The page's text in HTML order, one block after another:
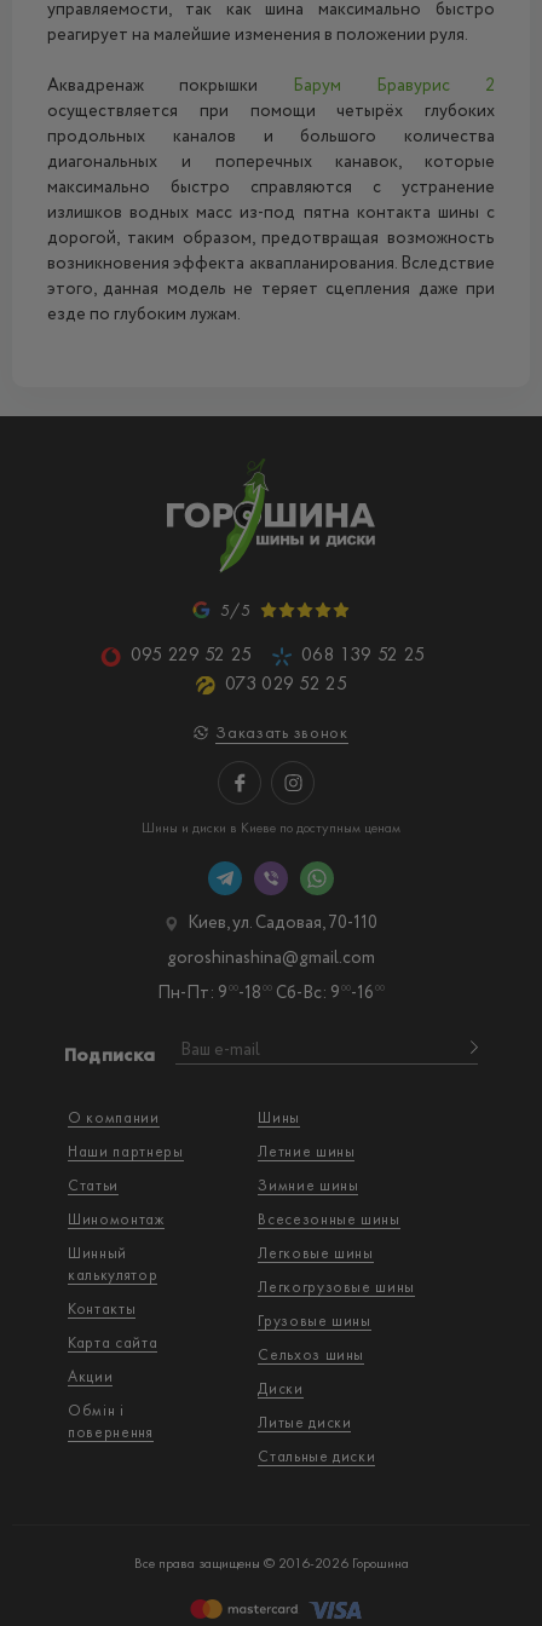
управляемости, так как шина максимально быстро
реагирует на малейшие изменения в положении руля.
Аквадренаж покрышки Барум Бравурис 2
осуществляется при помощи четырёх глубоких
продольных каналов и большого количества
диагональных и поперечных канавок, которые
максимально быстро справляются с устранение
излишков водных масс из-под пятна контакта шины с
дорогой, таким образом, предотвращая возможность
возникновения эффекта аквапланирования. Вследствие
этого, данная модель не теряет сцепления даже при
езде по глубоким лужам.
5/5
095 229 52 25
068 139 52 25
073 029 52 25
Заказать звонок
Шины и диски в Киеве по доступным ценам
О компании
Наши партнеры
Статьи
Шиномонтаж
Шинный
калькулятор
Контакты
Карта сайта
Акции
Обмін і
повернення
Шины
Летние шины
Зимние шины
Всесезонные шины
Легковые шины
Легкогрузовые шины
Грузовые шины
Сельхоз шины
Диски
Литые диски
Стальные диски
Подписка
Киев, ул. Садовая, 70-110
Пн-Пт: 9 00-18 00 Сб-Вс: 9 00-16 00
goroshinashina@gmail.com
Все права защищены © 2016-2026 Горошина